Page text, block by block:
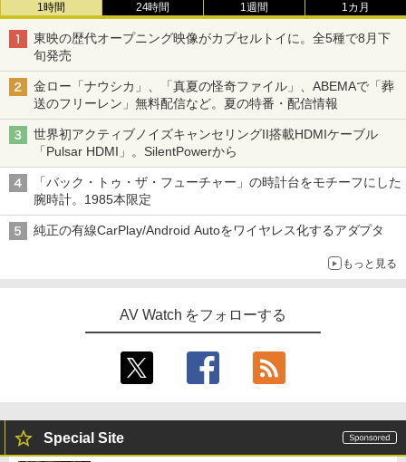
1時間 24時間 1週間 1カ月
東映の歴代オープニング映像がカプセルトイに。全5種で8月下
旬発売
金ロー「ナウシカ」、「真夏の怪奇ファイル」、ABEMAで「葬
送のフリーレン」無料配信など。夏の特番・配信情報
世界初アクティブノイズキャンセリングII搭載HDMIケーブル
「Pulsar HDMI」。SilentPowerから
「バック・トゥ・ザ・フューチャー」の時計台をモチーフにした
腕時計。1985本限定
純正の有線CarPlay/Android Autoをワイヤレス化するアダプタ
もっと見る
AV Watch をフォローする
Special Site